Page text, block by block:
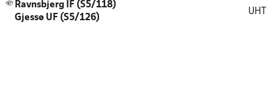
Ravnsbjerg IF (S5/118)
Gjessø UF (S5/126)
UHT